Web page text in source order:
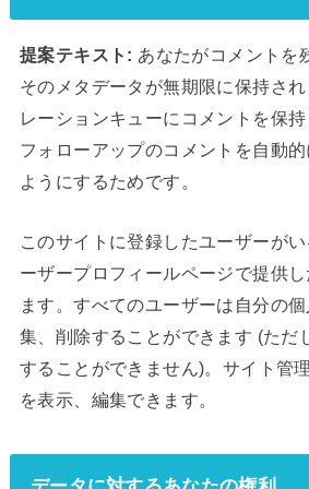
提案テキスト: あなたがコメントを
そのメタデータが無期限に保持さ
レーションキューにコメントを保持
フォローアップのコメントを自動
ようにするためです。
このサイトに登録したユーザーが
ーザープロフィールページで提供
ます。すべてのユーザーは自分の
集、削除することができます (ただ
することができません)。サイト管
を表示、編集できます。